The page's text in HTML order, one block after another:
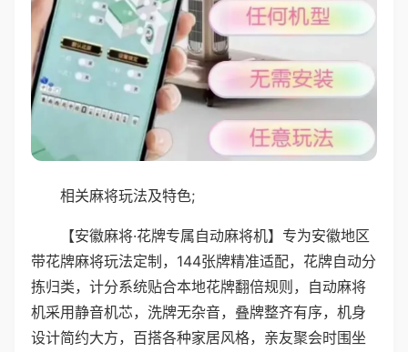
相关麻将玩法及特色;
【安徽麻将·花牌专属自动麻将机】专为安徽地区
带花牌麻将玩法定制，144张牌精准适配，花牌自动分
拣归类，计分系统贴合本地花牌翻倍规则，自动麻将
机采用静音机芯，洗牌无杂音，叠牌整齐有序，机身
设计简约大方，百搭各种家居风格，亲友聚会时围坐